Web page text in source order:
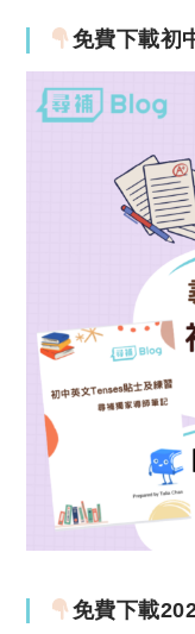
免費下載初
免費下載